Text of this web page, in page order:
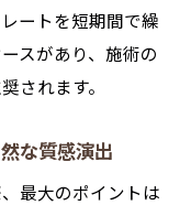
ートを短期間で繰
スがあり、施術の
されます。
な質感演出
最大のポイントは